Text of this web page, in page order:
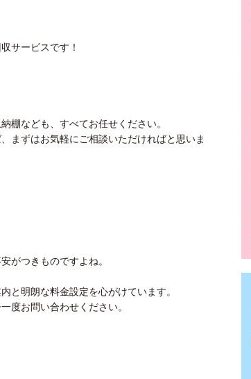
サービスです！
棚なども、すべてお任せください。
まずはお気軽にご相談いただければと思いま
がつきものですよね。
と明朗な料金設定を心がけています。
度お問い合わせください。